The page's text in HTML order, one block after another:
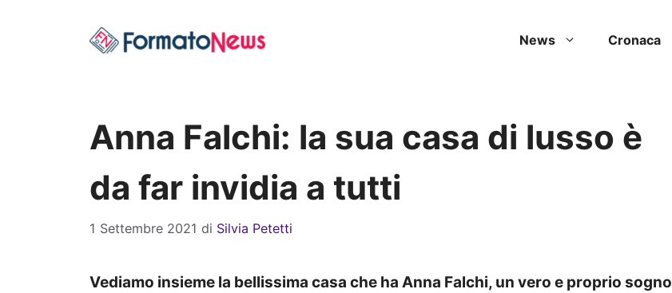
News Cronaca
Anna Falchi: la sua casa di lusso è
da far invidia a tutti
1 Settembre 2021 di Silvia Petetti
Vediamo insieme la bellissima casa che ha Anna Falchi, un vero e proprio sogno